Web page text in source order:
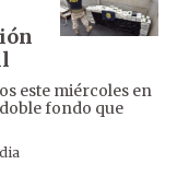
este miércoles en
fondo que